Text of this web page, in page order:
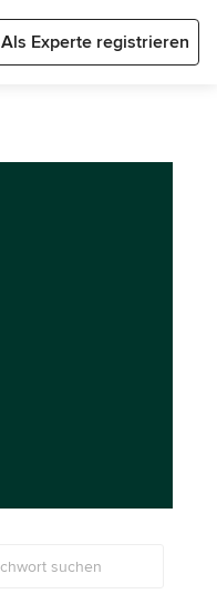
Als Experte registrieren